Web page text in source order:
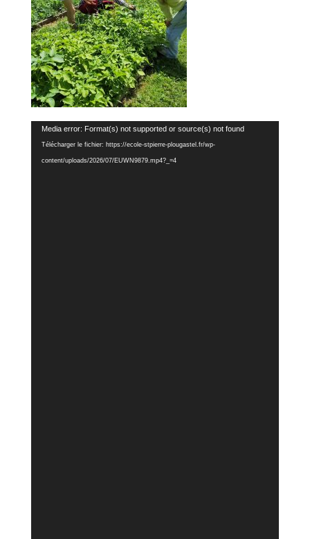
Lecteur
vidéo
Media error: Format(s) not supported or source(s) not found
Télécharger le fichier: https://ecole-stpierre-plougastel.fr/wp-
content/uploads/2026/07/EUWN9879.mp4?_=4